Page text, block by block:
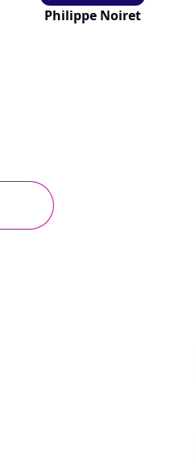
Philippe Noiret